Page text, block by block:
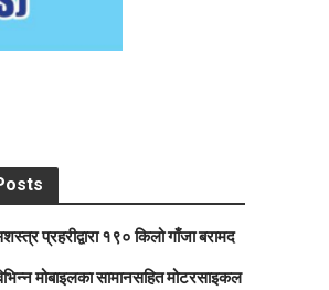
प्रहरीद्वारा १९० किलो गाँजा बरामद
मोबाइलका सामानसहित मोटरसाइकल